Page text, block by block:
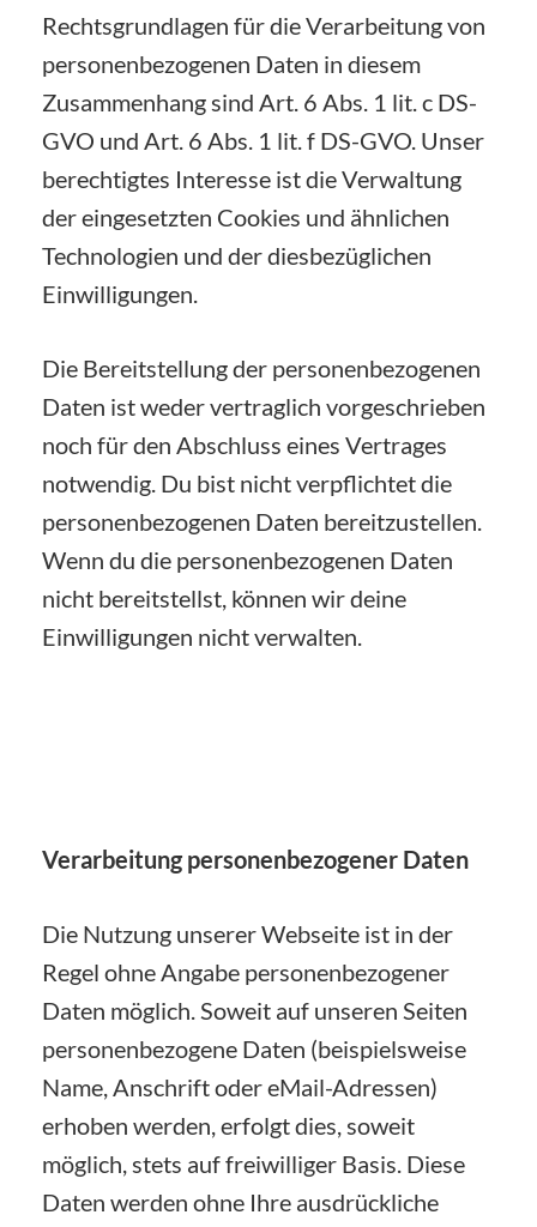
Rechtsgrundlagen für die Verarbeitung von
personenbezogenen Daten in diesem
Zusammenhang sind Art. 6 Abs. 1 lit. c DS-
GVO und Art. 6 Abs. 1 lit. f DS-GVO. Unser
berechtigtes Interesse ist die Verwaltung
der eingesetzten Cookies und ähnlichen
Technologien und der diesbezüglichen
Einwilligungen.
Die Bereitstellung der personenbezogenen
Daten ist weder vertraglich vorgeschrieben
noch für den Abschluss eines Vertrages
notwendig. Du bist nicht verpflichtet die
personenbezogenen Daten bereitzustellen.
Wenn du die personenbezogenen Daten
nicht bereitstellst, können wir deine
Einwilligungen nicht verwalten.
Verarbeitung personenbezogener Daten
Die Nutzung unserer Webseite ist in der
Regel ohne Angabe personenbezogener
Daten möglich. Soweit auf unseren Seiten
personenbezogene Daten (beispielsweise
Name, Anschrift oder eMail-Adressen)
erhoben werden, erfolgt dies, soweit
möglich, stets auf freiwilliger Basis. Diese
Daten werden ohne Ihre ausdrückliche